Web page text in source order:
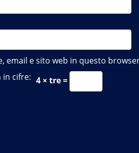
email e sito web in questo
in cifre: 4 × tre =